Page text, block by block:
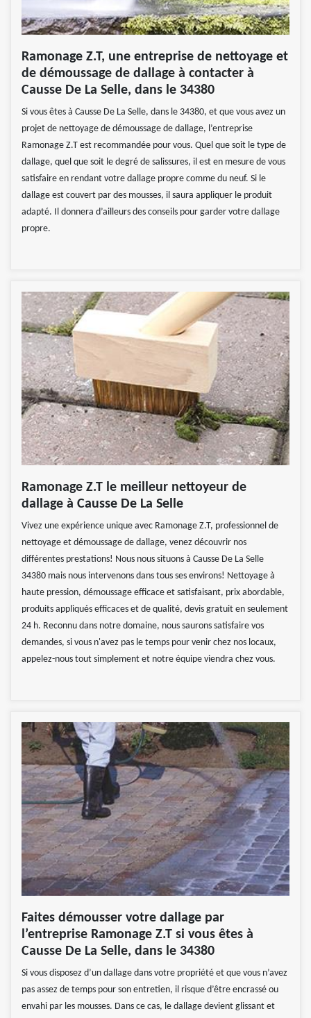
Ramonage Z.T, une entreprise de nettoyage et
de démoussage de dallage à contacter à
Causse De La Selle, dans le 34380
Si vous êtes à Causse De La Selle, dans le 34380, et que vous avez un
projet de nettoyage de démoussage de dallage, l’entreprise
Ramonage Z.T est recommandée pour vous. Quel que soit le type de
dallage, quel que soit le degré de salissures, il est en mesure de vous
satisfaire en rendant votre dallage propre comme du neuf. Si le
dallage est couvert par des mousses, il saura appliquer le produit
adapté. Il donnera d’ailleurs des conseils pour garder votre dallage
propre.
Ramonage Z.T le meilleur nettoyeur de
dallage à Causse De La Selle
Vivez une expérience unique avec Ramonage Z.T, professionnel de
nettoyage et démoussage de dallage, venez découvrir nos
différentes prestations! Nous nous situons à Causse De La Selle
34380 mais nous intervenons dans tous ses environs! Nettoyage à
haute pression, démoussage efficace et satisfaisant, prix abordable,
produits appliqués efficaces et de qualité, devis gratuit en seulement
24 h. Reconnu dans notre domaine, nous saurons satisfaire vos
demandes, si vous n'avez pas le temps pour venir chez nos locaux,
appelez-nous tout simplement et notre équipe viendra chez vous.
Faites démousser votre dallage par
l’entreprise Ramonage Z.T si vous êtes à
Causse De La Selle, dans le 34380
Si vous disposez d’un dallage dans votre propriété et que vous n’avez
pas assez de temps pour son entretien, il risque d’être encrassé ou
envahi par les mousses. Dans ce cas, le dallage devient glissant et